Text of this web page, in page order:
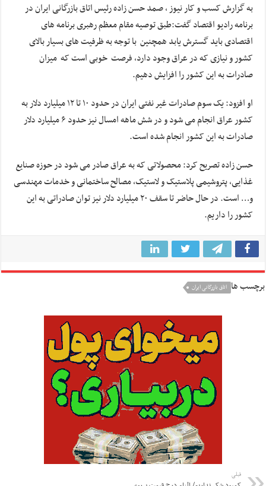
به گزارش کسب و کار نیوز ، صمد حسن زاده رئیس اتاق بازرگانی ایران در
برنامه رادیو اقتصاد گفت:طبق توصیه مقام معظم رهبری برنامه های
اقتصادی باید گسترش یابد همچنین با توجه به ظرفیت های بسیار بالای
کشور و نیازی که در عراق وجود دارد، فرصت خوبی است که میزان
صادرات به این کشور را افزایش دهیم.
او افزود: یک سوم صادرات غیر نفتی ایران در حدود ۱۰ تا ۱۲ میلیارد دلار به
کشور عراق انجام می شود و در شش ماهه امسال نیز حدود ۶ میلیارد دلار
صادرات به این کشور انجام شده است.
حسن زاده تصریح کرد: محصولاتی که به عراق صادر می شود در حوزه صنایع
غذایی، پتروشیمی پلاستیک و لاستیک، مصالح ساختمانی و خدمات مهندسی
و… است. در حال حاضر تا سقف ۲۰ میلیارد دلار نیز توان صادراتی به این
کشور را داریم.
برچسب ها اتاق بازرگانی ایران
قبلی